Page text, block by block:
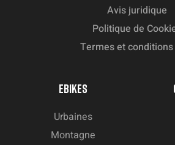
Avis juridique
Politique de
Termes et conditions
EBIKES
Urbaines
Montagne